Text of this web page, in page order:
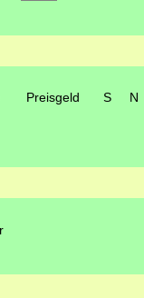
Preisgeld S N